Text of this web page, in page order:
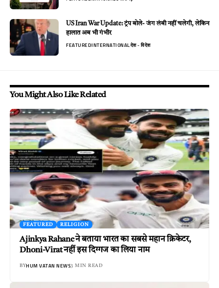
US Iran War Update: ट्रंप बोले- जंग लंबी नहीं चलेगी, लेकिन
हालात अब भी गंभीर
FEATUREDINTERNATIONALदेश - विदेश
You Might Also Like Related
FEATURED RELIGION
Ajinkya Rahane ने बताया भारत का सबसे महान क्रिकेटर,
Dhoni-Virat नहीं इस दिग्गज का लिया नाम
BYHUM VATAN NEWS3 MIN READ